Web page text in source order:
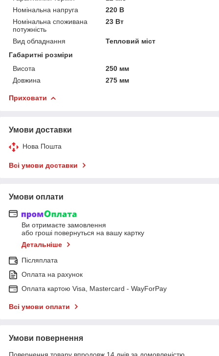
Номінальна напруга
220 В
Номінальна споживана
потужність
23 Вт
Вид обладнання
Тепловий міст
Габаритні розміри
Висота
250 мм
Довжина
275 мм
Приховати
Умови доставки
Нова Пошта
Всі умови доставки
Умови оплати
Ви отримаєте замовлення
або гроші повернуться на вашу картку
Детальніше
Післяплата
Оплата на рахунок
Оплата картою Visa, Mastercard - WayForPay
Всі умови оплати
Умови повернення